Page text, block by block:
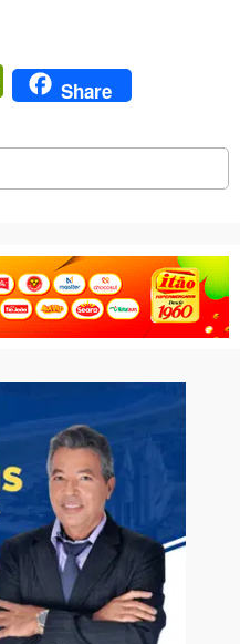
PrintFriendly
Share